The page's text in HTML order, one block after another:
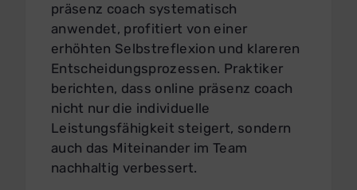
präsenz coach systematisch
anwendet, profitiert von einer
erhöhten Selbstreflexion und klareren
Entscheidungsprozessen. Praktiker
berichten, dass online präsenz coach
nicht nur die individuelle
Leistungsfähigkeit steigert, sondern
auch das Miteinander im Team
nachhaltig verbessert.